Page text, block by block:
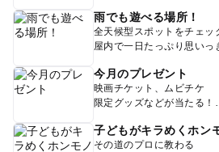
雨でも遊べる場所！
全天候型スポットをチェッ
屋内で一日たっぷり思いっ
今月のプレゼント
映画チケット、ムビチケ
限定グッズなどが当たる！
子どもがキラめくホン
その道のプロに教わる